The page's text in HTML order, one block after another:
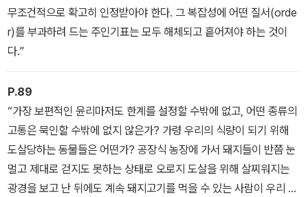
무조건적으로 확고히 인정받아야 한다. 그 복잡성에 어떤 질서(orde
r)를 부과하려 드는 주인기표는 모두 해체되고 흩어져야 하는 것이
다.”
P.89
“가장 보편적인 윤리마저도 한계를 설정할 수밖에 없고, 어떤 종류의
고통은 묵인할 수밖에 없지 않은가? 가령 우리의 식량이 되기 위해
도살당하는 동물들은 어떤가? 공장식 농장에 가서 돼지들이 반쯤 눈
멀고 제대로 걷지도 못하는 상태로 오로지 도살을 위해 살찌워지는
광경을 보고 난 뒤에도 계속 돼지고기를 먹을 수 있는 사람이 우리 중